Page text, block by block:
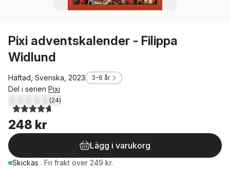
Pixi adventskalender - Filippa
Widlund
Häftad, Svenska, 2023 3-6 år
Del i serien Pixi
4,7utav 5 stjärnor. Totalt antal röster:
(24)
248 kr
Lägg i varukorg
Skickas . Fri frakt över 249 kr.